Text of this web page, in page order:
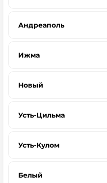
Андреаполь
Ижма
Новый
Усть-Цильма
Усть-Кулом
Белый